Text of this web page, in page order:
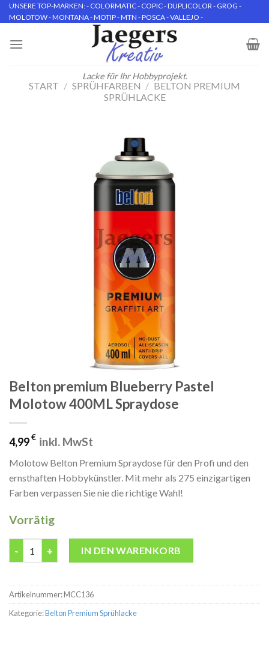
Skip
to
UNSERE TOP-MARKEN: - COLORMATIC - COPIC - DUPLICOLOR - GROG -
MOLOTOW - MONTANA - MOTIP - MTN - POSCA - VALLEJO -
Lacke für Ihr Hobbyprojekt.
START / SPRÜHFARBEN / BELTON PREMIUM
SPRÜHLACKE
Belton premium Blueberry Pastel
Molotow 400ML Spraydose
4,99€ inkl. MwSt
Molotow Belton Premium Spraydose für den Profi und den
ernsthaften Hobbykünstler. Mit mehr als 275 einzigartigen
Farben verpassen Sie nie die richtige Wahl!
Vorrätig
IN DEN WARENKORB
Artikelnummer:MCC136
Kategorie:Belton Premium Sprühlacke